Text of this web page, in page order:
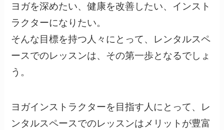
ヨガを深めたい、健康を改善したい、インスト
ラクターになりたい。
そんな目標を持つ人々にとって、レンタルスペ
ースでのレッスンは、その第一歩となるでしょ
う。
ヨガインストラクターを目指す人にとって、レ
ンタルスペースでのレッスンはメリットが豊富